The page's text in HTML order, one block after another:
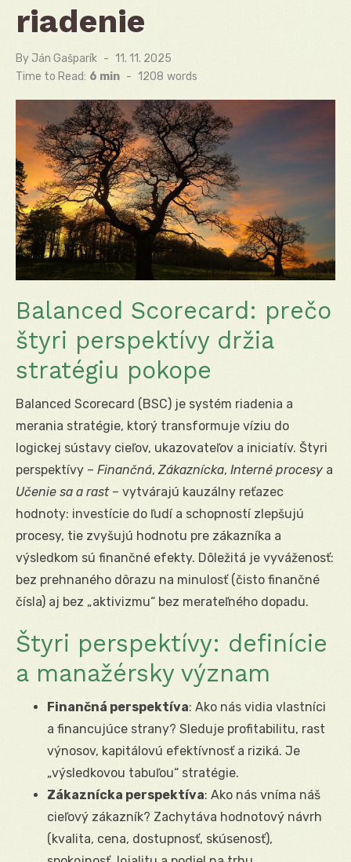
riadenie
By Ján Gašparík
Posted
on
11. 11. 2025
Time to Read: 6 min - 1208 words
Balanced Scorecard: prečo
štyri perspektívy držia
stratégiu pokope
Balanced Scorecard (BSC) je systém riadenia a
merania stratégie, ktorý transformuje víziu do
logickej sústavy cieľov, ukazovateľov a iniciatív. Štyri
perspektívy – Finančná, Zákaznícka, Interné procesy a
Učenie sa a rast– vytvárajú kauzálny reťazec
hodnoty: investície do ľudí a schopností zlepšujú
procesy, tie zvyšujú hodnotu pre zákazníka a
výsledkom sú finančné efekty. Dôležitá je vyváženosť:
bez prehnaného dôrazu na minulosť (čisto finančné
čísla) aj bez „aktivizmu“ bez merateľného dopadu.
Štyri perspektívy: definície
a manažérsky význam
Finančná perspektíva: Ako nás vidia vlastníci
a financujúce strany? Sleduje profitabilitu, rast
výnosov, kapitálovú efektívnosť a riziká. Je
„výsledkovou tabuľou“ stratégie.
Zákaznícka perspektíva: Ako nás vníma náš
cieľový zákazník? Zachytáva hodnotový návrh
(kvalita, cena, dostupnosť, skúsenosť),